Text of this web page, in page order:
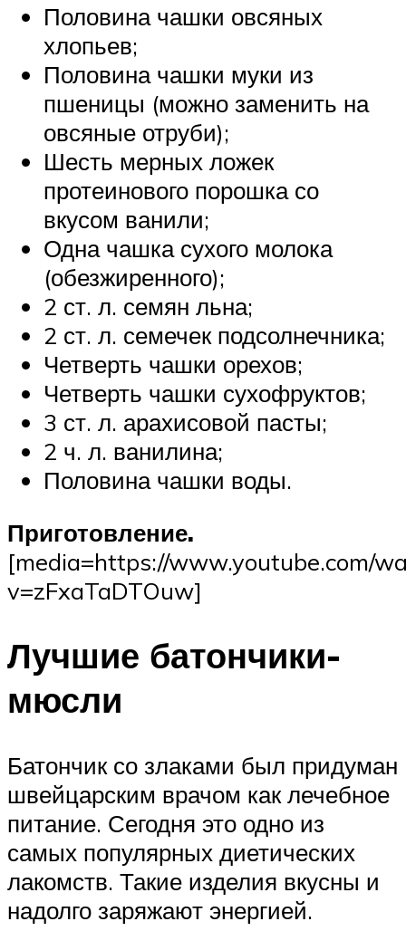
Половина чашки овсяных
хлопьев;
Половина чашки муки из
пшеницы (можно заменить на
овсяные отруби);
Шесть мерных ложек
протеинового порошка со
вкусом ванили;
Одна чашка сухого молока
(обезжиренного);
2 ст. л. семян льна;
2 ст. л. семечек подсолнечника;
Четверть чашки орехов;
Четверть чашки сухофруктов;
3 ст. л. арахисовой пасты;
2 ч. л. ванилина;
Половина чашки воды.
Приготовление.
[media=https://www.youtube.com/
v=zFxaTaDTOuw]
Лучшие батончики-
мюсли
Батончик со злаками был придуман
швейцарским врачом как лечебное
питание. Сегодня это одно из
самых популярных диетических
лакомств. Такие изделия вкусны и
надолго заряжают энергией.